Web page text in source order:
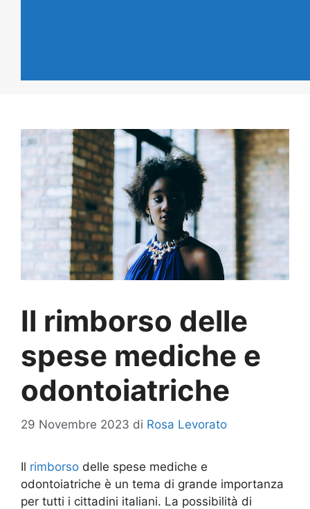
Il rimborso delle
spese mediche e
odontoiatriche
29 Novembre 2023 di Rosa Levorato
Il rimborso delle spese mediche e
odontoiatriche è un tema di grande importanza
per tutti i cittadini italiani. La possibilità di